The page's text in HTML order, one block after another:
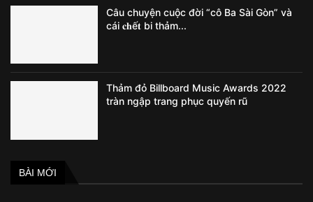
Câu chuyện cuộc đời “cô Ba Sài Gòn” và
cái 𝐜𝐡ế𝐭 bi thảm...
Thảm đỏ Billboard Music Awards 2022
tràn ngập trang phục quyến rũ
BÀI MỚI